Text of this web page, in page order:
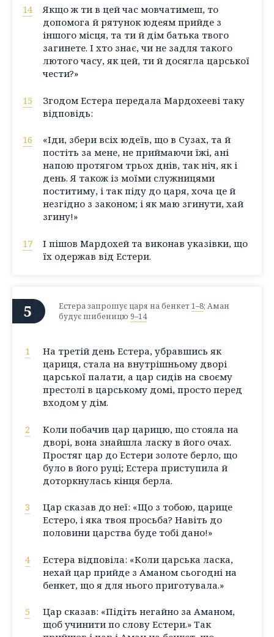
14
Якщо ж ти в цей час мовчатимеш, то
допомога й рятунок юдеям прийде з
іншого місця, та ти й дім батька твого
загинете. І хто знає, чи не задля такого
лютого часу, як цей, ти й досягла царської
чести?»
15
Згодом Естера передала Мардохееві таку
відповідь:
16
«Іди, збери всіх юдеїв, що в Сузах, та й
постіть за мене, не приймаючи їжі, ані
напою протягом трьох днів, так ніч, як і
день. Я також із моїми служницями
поститиму, і так піду до царя, хоча це й
незгідно з законом; і як маю згинути, хай
згину!»
17
І пішов Мардохей та виконав указівки, що
їх одержав від Естери.
5 Естера запрошує царя на бенкет1–8; Аман
будує шибеницю 9–14
1
На третій день Естера, убравшись як
цариця, стала на внутрішньому дворі
царської палати, а цар сидів на своєму
престолі в царському домі, просто перед
входом у дім.
2
Коли побачив цар царицю, що стояла на
дворі, вона знайшла ласку в його очах.
Простяг цар до Естери золоте берло, що
було в його руці; Естера приступила й
доторкнулась кінця берла.
3
Цар сказав до неї: «Що з тобою, царице
Естеро, і яка твоя просьба? Навіть до
половини царства буде тобі дано!»
4
Естера відповіла: «Коли царська ласка,
нехай цар прийде з Аманом сьогодні на
бенкет, що я для нього приготувала.»
5
Цар сказав: «Підіть негайно за Аманом,
щоб учинити по слову Естери.» Так